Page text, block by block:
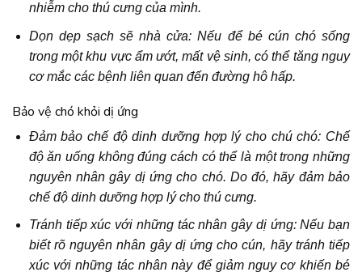
nhiễm cho thú cưng của mình.
Dọn dẹp sạch sẽ nhà cửa: Nếu để bé cún chó sống
trong một khu vực ẩm ướt, mất vệ sinh, có thể tăng nguy
cơ mắc các bệnh liên quan đến đường hô hấp.
Bảo vệ chó khỏi dị ứng
Đảm bảo chế độ dinh dưỡng hợp lý cho chú chó: Chế
độ ăn uống không đúng cách có thể là một trong những
nguyên nhân gây dị ứng cho chó. Do đó, hãy đảm bảo
chế độ dinh dưỡng hợp lý cho thú cưng.
Tránh tiếp xúc với những tác nhân gây dị ứng: Nếu bạn
biết rõ nguyên nhân gây dị ứng cho cún, hãy tránh tiếp
xúc với những tác nhân này để giảm nguy cơ khiến bé